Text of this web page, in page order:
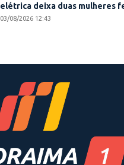
elétrica deixa duas mulheres
03/08/2026 12:43